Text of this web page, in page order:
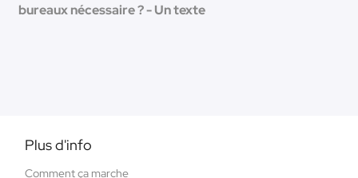
bureaux nécessaire ? - Un texte
Plus d'info
Comment ça marche